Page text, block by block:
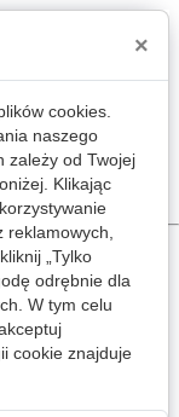
Nowy wątek
nihil.
×
cookies.
naszego
zależy od Twojej
Klikając
reklamowych,
„Tylko
odrębnie dla
W tym celu
cookie znajduje